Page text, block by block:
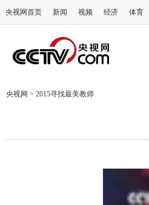
央视网首页 新闻 视频 经济 体育
央视网 > 2015寻找最美教师